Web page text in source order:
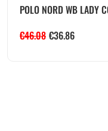
POLO NORD WB LADY
€46.08 €36.86